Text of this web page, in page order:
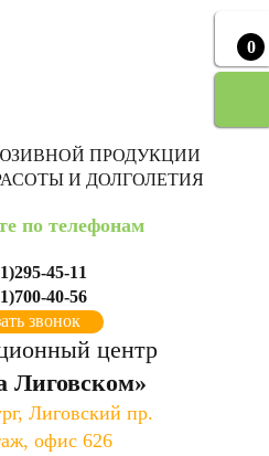
0
ПРОДУКЦИИ
И ДОЛГОЛЕТИЯ
центр
Лиговском»
Лиговский пр.
офис 626
по телефонам
45-11
40-56
звонок